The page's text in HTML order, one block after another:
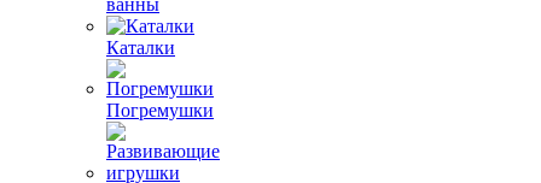
ванны
Каталки
Погремушки